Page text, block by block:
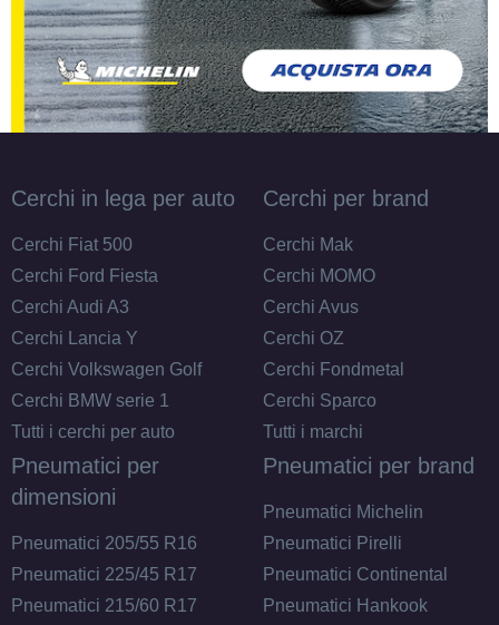
Cerchi in lega per auto
Cerchi Fiat 500
Cerchi Ford Fiesta
Cerchi Audi A3
Cerchi Lancia Y
Cerchi Volkswagen Golf
Cerchi BMW serie 1
Tutti i cerchi per auto
Cerchi per brand
Cerchi Mak
Cerchi MOMO
Cerchi Avus
Cerchi OZ
Cerchi Fondmetal
Cerchi Sparco
Tutti i marchi
Pneumatici per
dimensioni
Pneumatici 205/55 R16
Pneumatici 225/45 R17
Pneumatici 215/60 R17
Pneumatici per brand
Pneumatici Michelin
Pneumatici Pirelli
Pneumatici Continental
Pneumatici Hankook